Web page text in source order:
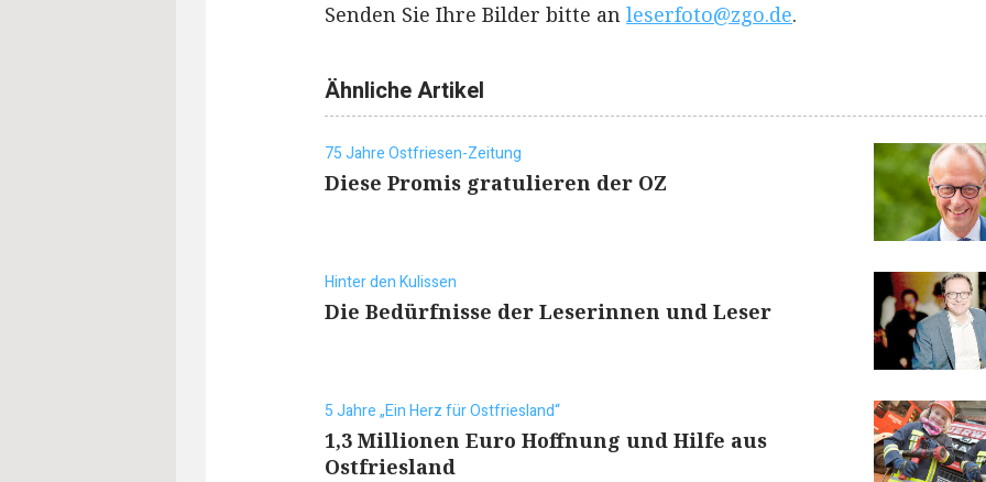
Senden Sie Ihre Bilder bitte an leserfoto@zgo.de.
Ähnliche Artikel
75 Jahre Ostfriesen-Zeitung
Diese Promis gratulieren der OZ
Hinter den Kulissen
Die Bedürfnisse der Leserinnen und Leser
5 Jahre „Ein Herz für Ostfriesland“
1,3 Millionen Euro Hoffnung und Hilfe aus
Ostfriesland